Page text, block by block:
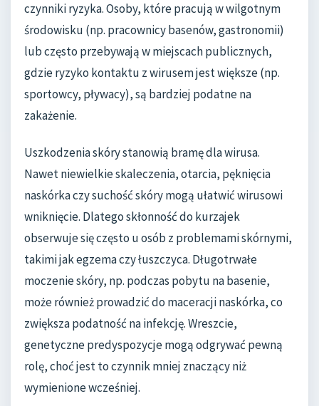
czynniki ryzyka. Osoby, które pracują w wilgotnym
środowisku (np. pracownicy basenów, gastronomii)
lub często przebywają w miejscach publicznych,
gdzie ryzyko kontaktu z wirusem jest większe (np.
sportowcy, pływacy), są bardziej podatne na
zakażenie.
Uszkodzenia skóry stanowią bramę dla wirusa.
Nawet niewielkie skaleczenia, otarcia, pęknięcia
naskórka czy suchość skóry mogą ułatwić wirusowi
wniknięcie. Dlatego skłonność do kurzajek
obserwuje się często u osób z problemami skórnymi,
takimi jak egzema czy łuszczyca. Długotrwałe
moczenie skóry, np. podczas pobytu na basenie,
może również prowadzić do maceracji naskórka, co
zwiększa podatność na infekcję. Wreszcie,
genetyczne predyspozycje mogą odgrywać pewną
rolę, choć jest to czynnik mniej znaczący niż
wymienione wcześniej.